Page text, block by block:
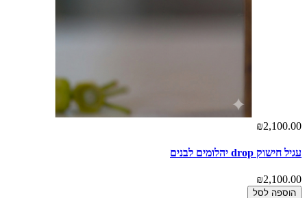
₪2,100.00
עגיל חישוק drop יהלומים לבנים
₪2,100.00
הוספה לסל